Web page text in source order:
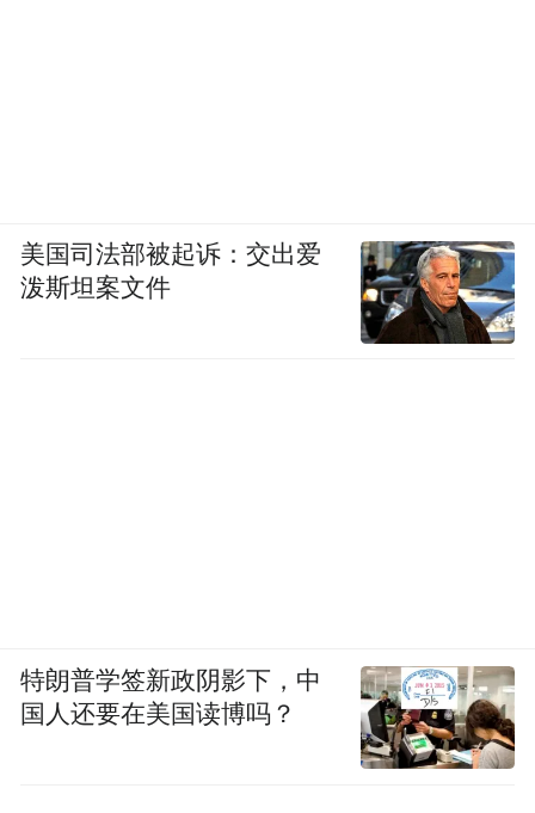
美国司法部被起诉：交出爱
泼斯坦案文件
特朗普学签新政阴影下，中
国人还要在美国读博吗？